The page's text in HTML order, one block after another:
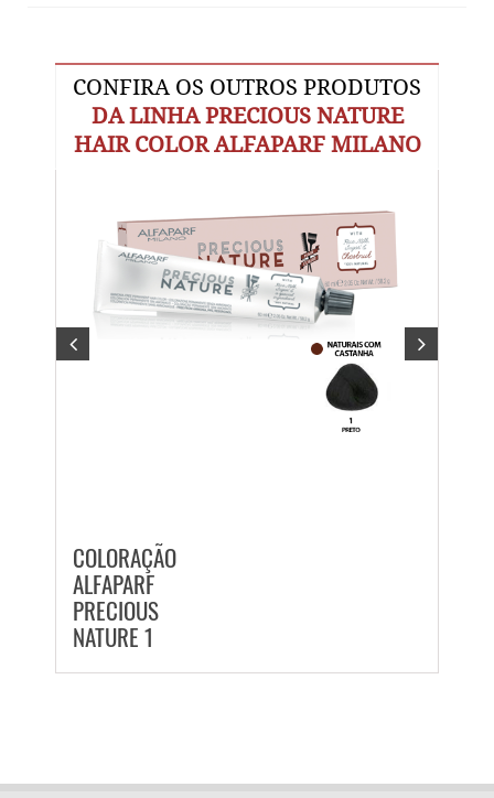
CONFIRA OS OUTROS PRODUTOS
DA LINHA PRECIOUS NATURE
HAIR COLOR ALFAPARF MILANO
COLORAÇÃO
ALFAPARF
PRECIOUS
NATURE 1